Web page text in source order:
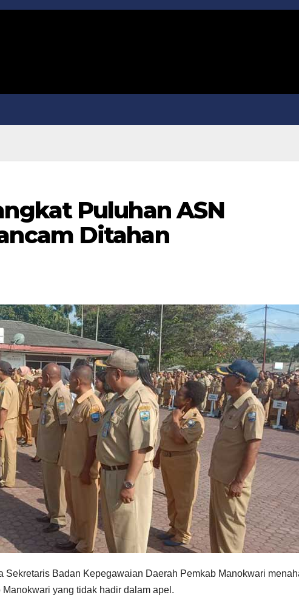
Puluhan ASN
Ditahan
Sekretaris Badan Kepegawaian Daerah Pemkab Manokwari
yang tidak hadir dalam apel.